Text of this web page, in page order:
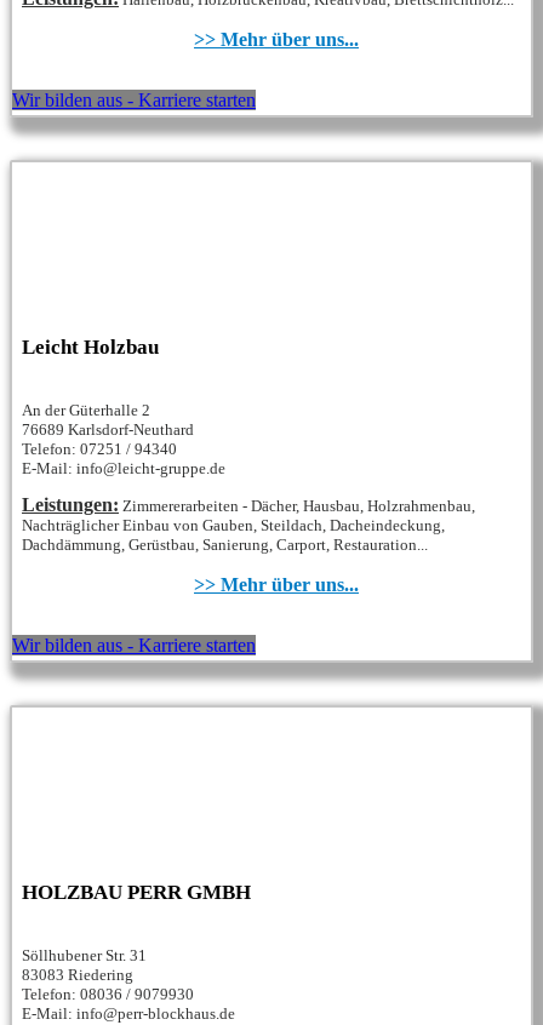
>> Mehr über uns...
Wir bilden aus - Karriere starten
Leicht Holzbau
An der Güterhalle 2
76689 Karlsdorf-Neuthard
Telefon: 07251 / 94340
E-Mail: info@leicht-gruppe.de
Leistungen: Zimmererarbeiten - Dächer, Hausbau, Holzrahmenbau,
Nachträglicher Einbau von Gauben, Steildach, Dacheindeckung,
Dachdämmung, Gerüstbau, Sanierung, Carport, Restauration...
>> Mehr über uns...
Wir bilden aus - Karriere starten
HOLZBAU PERR GMBH
Söllhubener Str. 31
83083 Riedering
Telefon: 08036 / 9079930
E-Mail: info@perr-blockhaus.de